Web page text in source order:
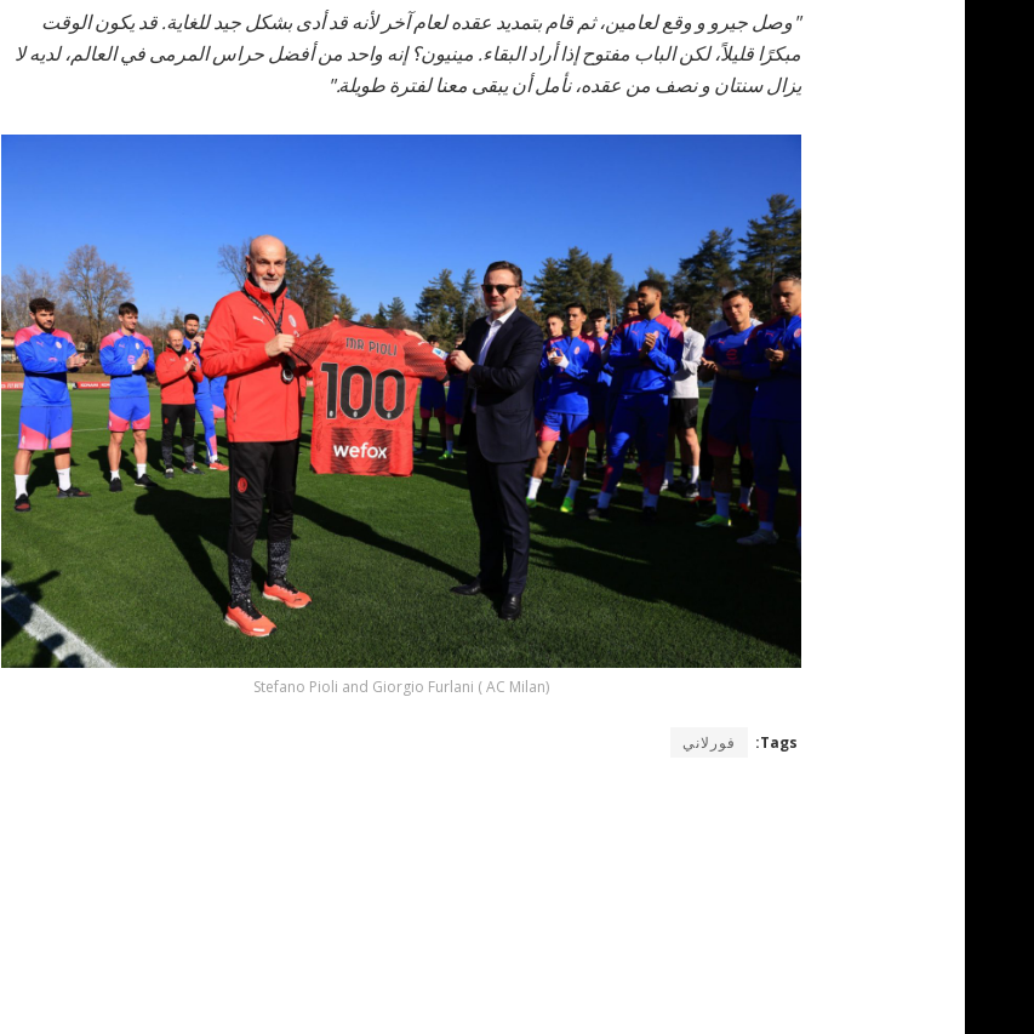
"وصل جيرو و وقع لعامين، ثم قام بتمديد عقده لعام آخر لأنه قد أدى بشكل جيد للغاية. قد يكون الوقت
مبكرًا قليلاً، لكن الباب مفتوح إذا أراد البقاء. مينيون؟ إنه واحد من أفضل حراس المرمى في العالم، لديه لا
يزال سنتان و نصف من عقده، نأمل أن يبقى معنا لفترة طويلة."
Stefano Pioli and Giorgio Furlani ( AC Milan)
Tags: فورلاني